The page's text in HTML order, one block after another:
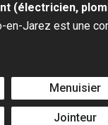
(électricien,
en-Jarez est une
Menuisier
Jointeur